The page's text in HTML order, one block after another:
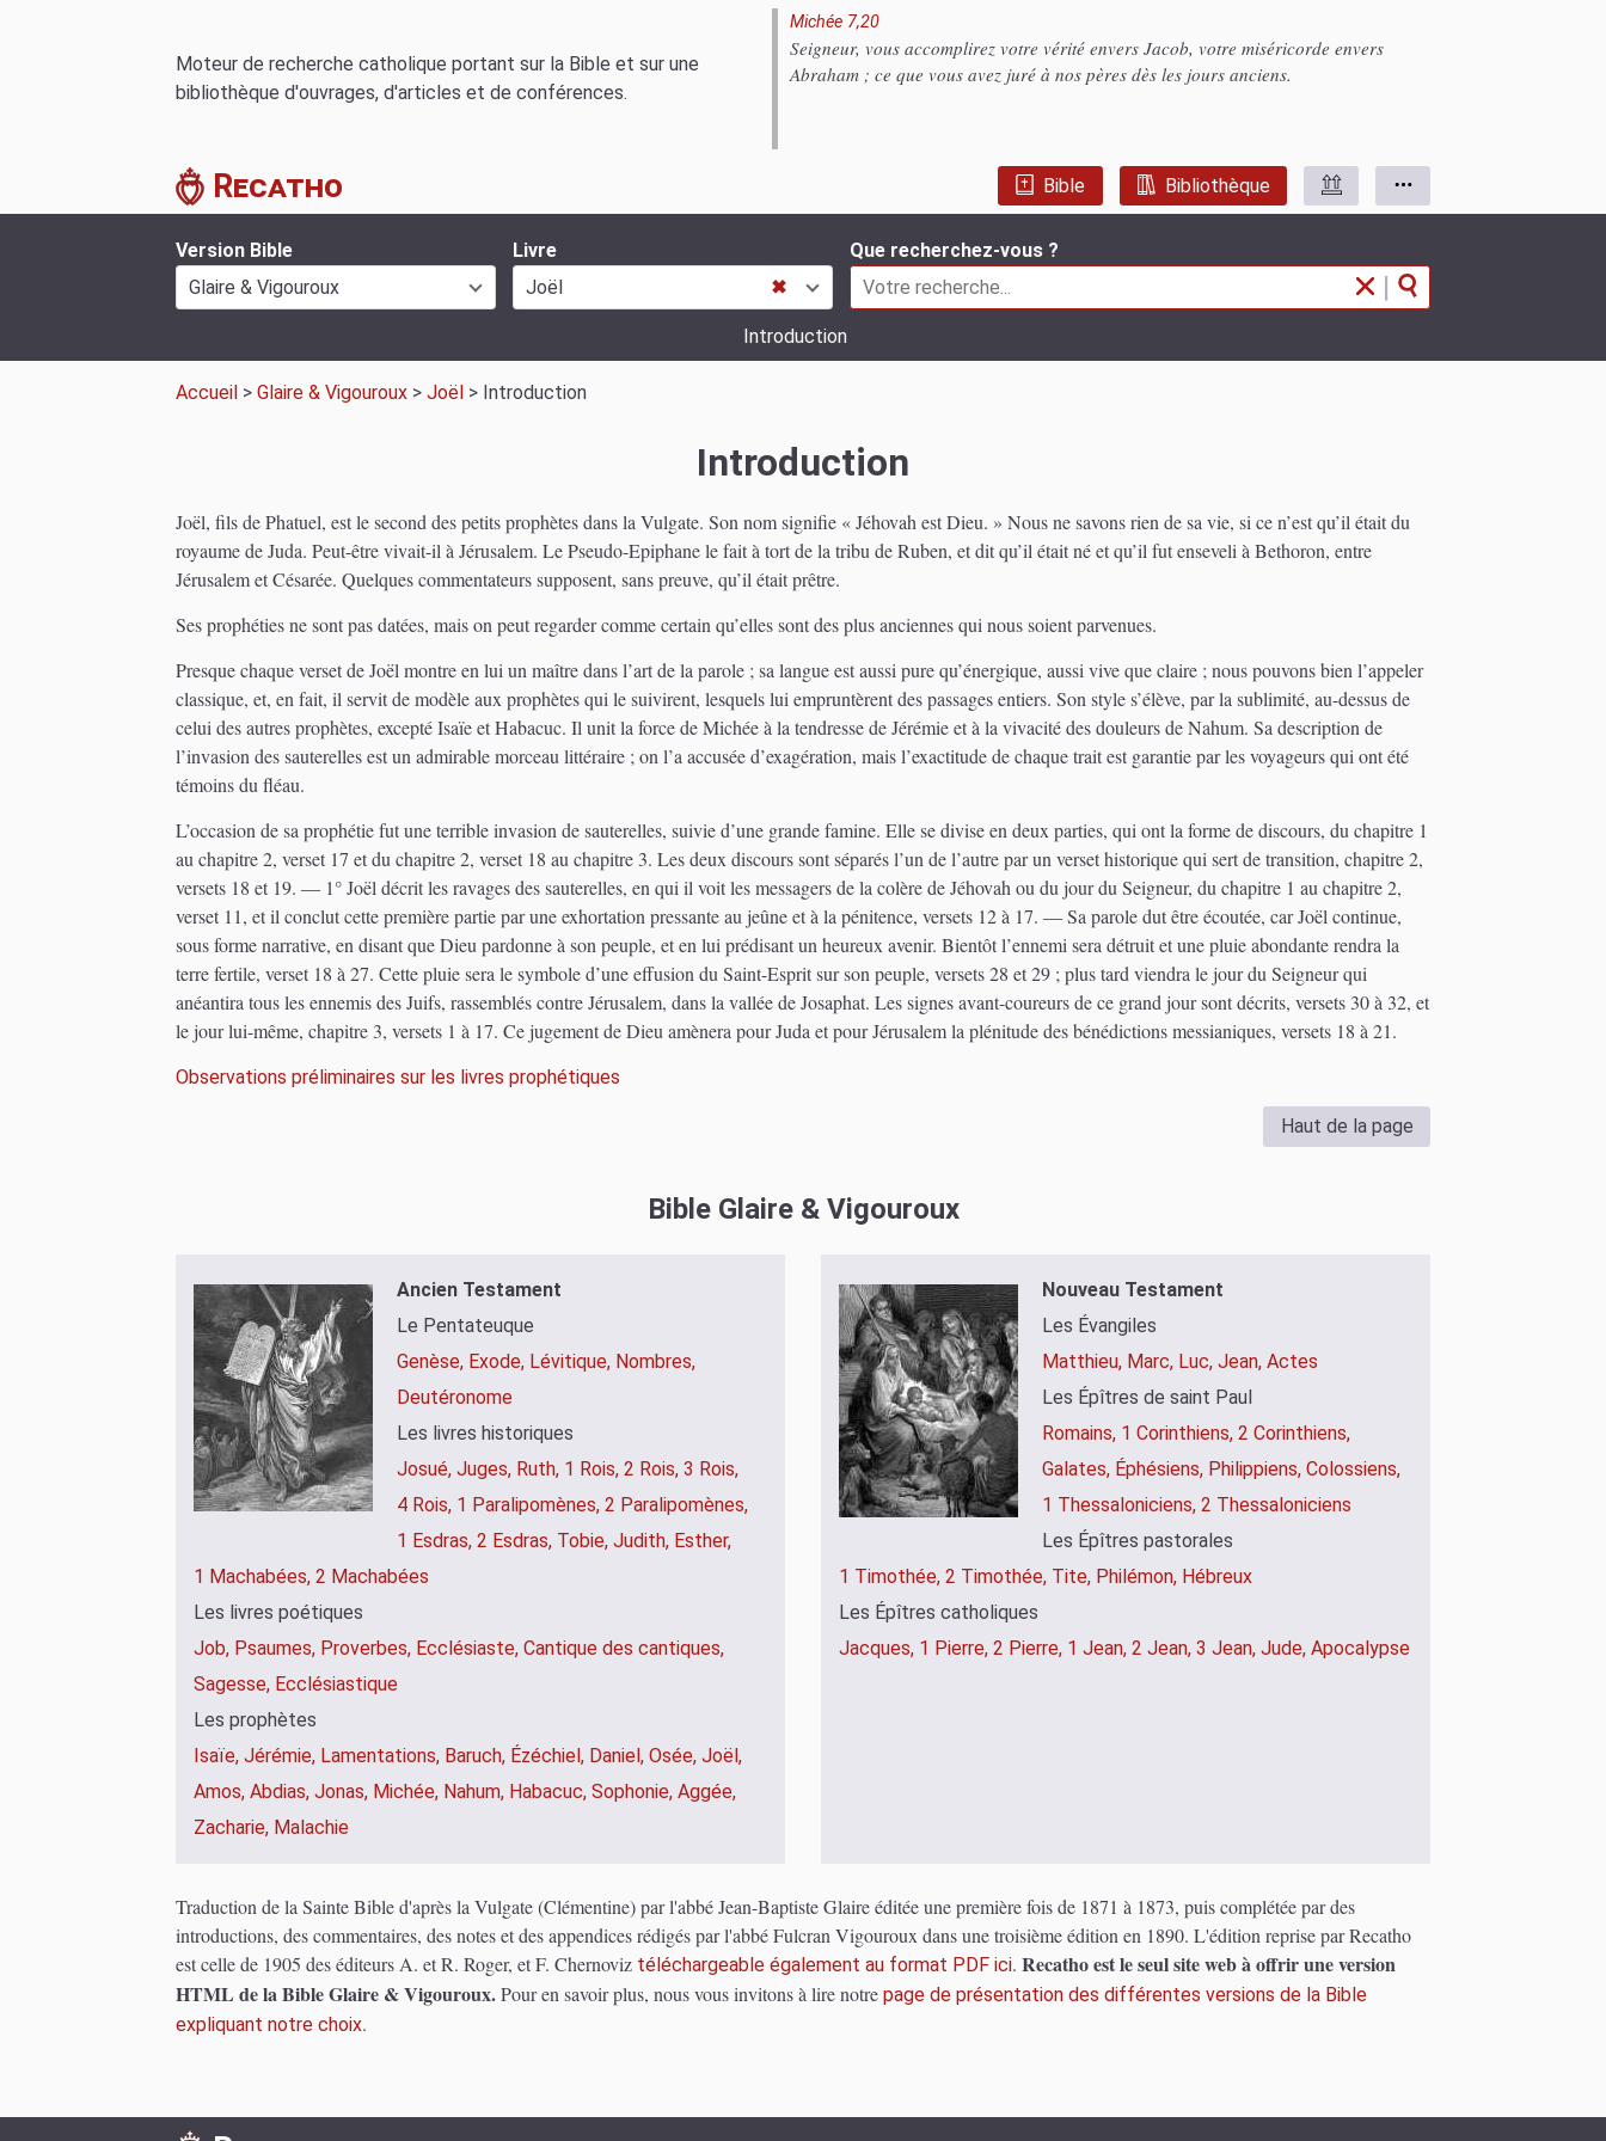
Moteur de recherche catholique portant sur la Bible et sur une
bibliothèque d'ouvrages, d'articles et de conférences.
Michée 7,20
Seigneur, vous accomplirez votre vérité envers Jacob, votre miséricorde envers
Abraham ; ce que vous avez juré à nos pères dès les jours anciens.
Recatho Bible Bibliothèque
Version Bible
Glaire & Vigouroux
Livre
Joël
✖
Que recherchez-vous ?
|
Introduction
Accueil > Glaire & Vigouroux > Joël > Introduction
Introduction
Joël, fils de Phatuel, est le second des petits prophètes dans la Vulgate. Son nom signifie « Jéhovah est Dieu. » Nous ne savons rien de sa vie, si ce n’est qu’il était du
royaume de Juda. Peut-être vivait-il à Jérusalem. Le Pseudo-Epiphane le fait à tort de la tribu de Ruben, et dit qu’il était né et qu’il fut enseveli à Bethoron, entre
Jérusalem et Césarée. Quelques commentateurs supposent, sans preuve, qu’il était prêtre.
Ses prophéties ne sont pas datées, mais on peut regarder comme certain qu’elles sont des plus anciennes qui nous soient parvenues.
Presque chaque verset de Joël montre en lui un maître dans l’art de la parole ; sa langue est aussi pure qu’énergique, aussi vive que claire ; nous pouvons bien l’appeler
classique, et, en fait, il servit de modèle aux prophètes qui le suivirent, lesquels lui empruntèrent des passages entiers. Son style s’élève, par la sublimité, au-dessus de
celui des autres prophètes, excepté Isaïe et Habacuc. Il unit la force de Michée à la tendresse de Jérémie et à la vivacité des douleurs de Nahum. Sa description de
l’invasion des sauterelles est un admirable morceau littéraire ; on l’a accusée d’exagération, mais l’exactitude de chaque trait est garantie par les voyageurs qui ont été
témoins du fléau.
L’occasion de sa prophétie fut une terrible invasion de sauterelles, suivie d’une grande famine. Elle se divise en deux parties, qui ont la forme de discours, du chapitre 1
au chapitre 2, verset 17 et du chapitre 2, verset 18 au chapitre 3. Les deux discours sont séparés l’un de l’autre par un verset historique qui sert de transition, chapitre 2,
versets 18 et 19. ― 1° Joël décrit les ravages des sauterelles, en qui il voit les messagers de la colère de Jéhovah ou du jour du Seigneur, du chapitre 1 au chapitre 2,
verset 11, et il conclut cette première partie par une exhortation pressante au jeûne et à la pénitence, versets 12 à 17. ― Sa parole dut être écoutée, car Joël continue,
sous forme narrative, en disant que Dieu pardonne à son peuple, et en lui prédisant un heureux avenir. Bientôt l’ennemi sera détruit et une pluie abondante rendra la
terre fertile, verset 18 à 27. Cette pluie sera le symbole d’une effusion du Saint-Esprit sur son peuple, versets 28 et 29 ; plus tard viendra le jour du Seigneur qui
anéantira tous les ennemis des Juifs, rassemblés contre Jérusalem, dans la vallée de Josaphat. Les signes avant-coureurs de ce grand jour sont décrits, versets 30 à 32, et
le jour lui-même, chapitre 3, versets 1 à 17. Ce jugement de Dieu amènera pour Juda et pour Jérusalem la plénitude des bénédictions messianiques, versets 18 à 21.
Observations préliminaires sur les livres prophétiques
Haut de la page
Bible Glaire & Vigouroux
Ancien Testament
Le Pentateuque
Genèse, Exode, Lévitique, Nombres,
Deutéronome
Les livres historiques
Josué, Juges, Ruth, 1 Rois, 2 Rois, 3 Rois,
4 Rois, 1 Paralipomènes, 2 Paralipomènes,
1 Esdras, 2 Esdras, Tobie, Judith, Esther,
1 Machabées, 2 Machabées
Les livres poétiques
Job, Psaumes, Proverbes, Ecclésiaste, Cantique des cantiques,
Sagesse, Ecclésiastique
Les prophètes
Isaïe, Jérémie, Lamentations, Baruch, Ézéchiel, Daniel, Osée, Joël,
Amos, Abdias, Jonas, Michée, Nahum, Habacuc, Sophonie, Aggée,
Zacharie, Malachie
Nouveau Testament
Les Évangiles
Matthieu, Marc, Luc, Jean, Actes
Les Épîtres de saint Paul
Romains, 1 Corinthiens, 2 Corinthiens,
Galates, Éphésiens, Philippiens, Colossiens,
1 Thessaloniciens, 2 Thessaloniciens
Les Épîtres pastorales
1 Timothée, 2 Timothée, Tite, Philémon, Hébreux
Les Épîtres catholiques
Jacques, 1 Pierre, 2 Pierre, 1 Jean, 2 Jean, 3 Jean, Jude, Apocalypse
Traduction de la Sainte Bible d'après la Vulgate (Clémentine) par l'abbé Jean-Baptiste Glaire éditée une première fois de 1871 à 1873, puis complétée par des
introductions, des commentaires, des notes et des appendices rédigés par l'abbé Fulcran Vigouroux dans une troisième édition en 1890. L'édition reprise par Recatho
est celle de 1905 des éditeurs A. et R. Roger, et F. Chernoviz téléchargeable également au format PDF ici. Recatho est le seul site web à offrir une version
HTML de la Bible Glaire & Vigouroux.Pour en savoir plus, nous vous invitons à lire notre page de présentation des différentes versions de la Bible
expliquant notre choix.